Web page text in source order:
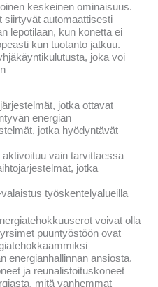
keskeinen ominaisuus.
siirtyvät automaattisesti
lepotilaan, kun konetta ei
kun tuotanto jatkuu.
joka voi
jotka ottavat
energian
jotka hyödyntävät
vain tarvittaessa
jotka
työskentelyalueilla
voivat olla
puuntyöstöön ovat
energianhallinnan ansiosta.
ja reunalistoituskoneet
mitä vanhemmat